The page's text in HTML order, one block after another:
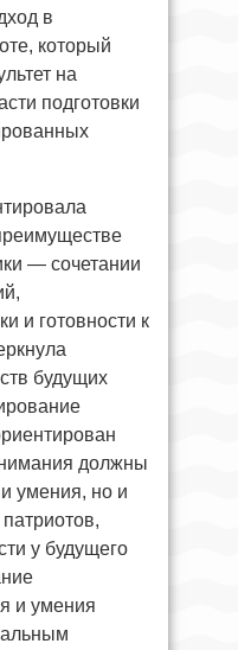
в
который
на
подготовки
— сочетании
и готовности к
будущих
должны
умения, но и
у будущего
и умения